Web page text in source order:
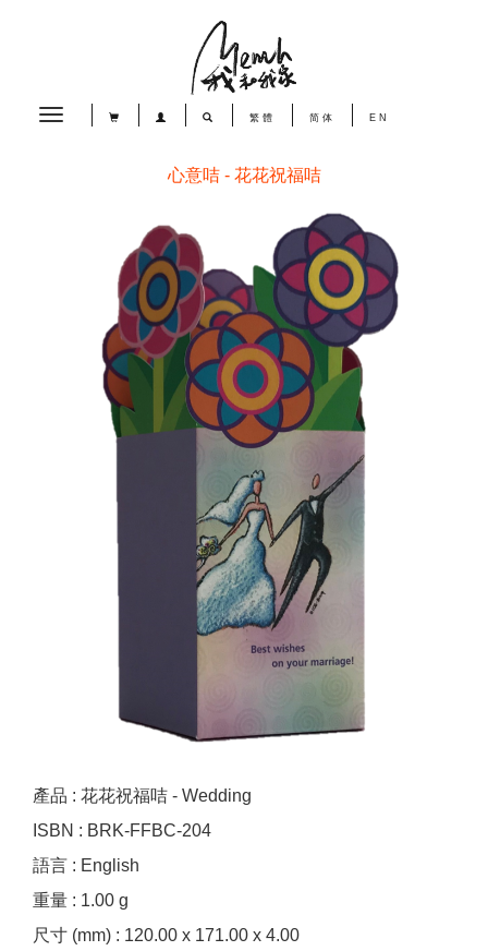
Toggle
繁體 简体 EN
心意咭 - 花花祝福咭
產品 : 花花祝福咭 - Wedding
ISBN : BRK-FFBC-204
語言 : English
重量 : 1.00 g
尺寸 (mm) : 120.00 x 171.00 x 4.00